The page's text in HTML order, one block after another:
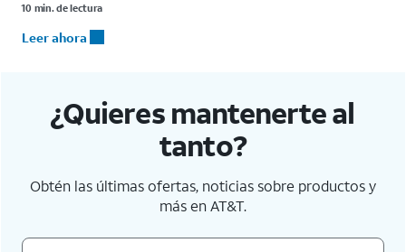
10 min. de lectura
Leer ahora
¿Quieres mantenerte al
tanto?
Obtén las últimas ofertas, noticias sobre productos y
más en AT&T.